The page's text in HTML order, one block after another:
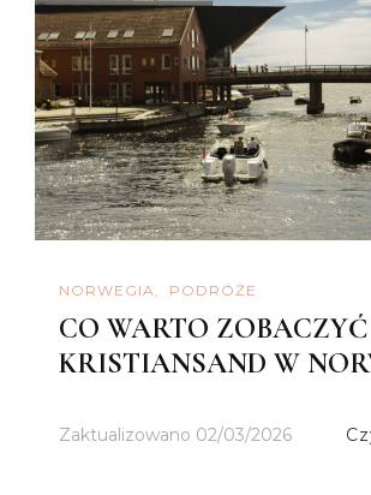
NORWEGIA PODRÓŻE
CO WARTO
KRISTIANSAND W
Zaktualizowano 02/03/2026